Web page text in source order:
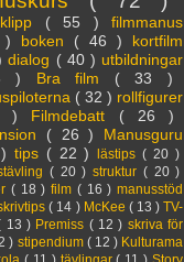
( 55 ) filmmanus
) boken ( 46 ) kortfilm
dialog ( 40 ) utbildningar
) Bra film ( 33 )
( 32 ) rollfigurer
) Filmdebatt ( 26 )
( 26 ) Manusguru
tips ( 22 )lästips( 20 )
( 20 ) struktur ( 20 )
( 18 ) film ( 16 ) manusstöd
( 14 ) McKee ( 13 )TV-
13 ) Premiss ( 12 ) skriva för
) stipendium ( 12 ) Kulturama